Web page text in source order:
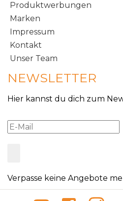
Produktwerbungen
Marken
Impressum
Kontakt
Unser Team
NEWSLETTER
Hier kannst du dich zum
Verpasse keine Angebote